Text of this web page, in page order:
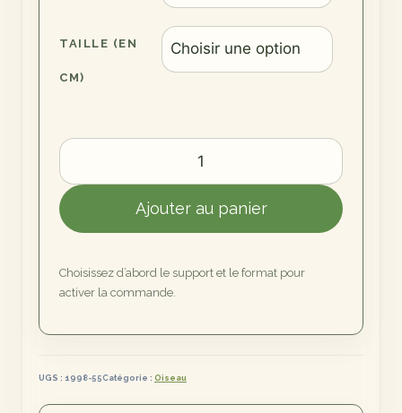
TAILLE (EN
CM)
quantité
de
Aigrette
de
Ajouter au panier
Choisissez d’abord le support et le format pour
activer la commande.
UGS : 1998-55Catégorie : Oiseau